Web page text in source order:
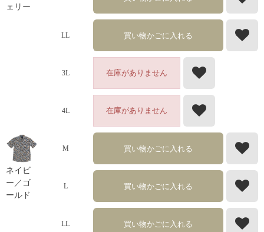
ェリー
LL 買い物かごに入れる
3L 在庫がありません
4L 在庫がありません
ネイビ
ー／ゴ
ールド
M 買い物かごに入れる
L 買い物かごに入れる
LL 買い物かごに入れる